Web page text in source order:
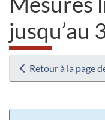
jusqu’au
Retour à la page